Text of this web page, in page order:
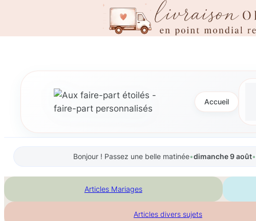
contenu
Accueil
Bonjour ! Passez une belle matinée•dimanche 9 août•
Articles Mariages
Articles divers sujets